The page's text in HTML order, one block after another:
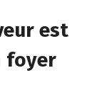
est
foyer